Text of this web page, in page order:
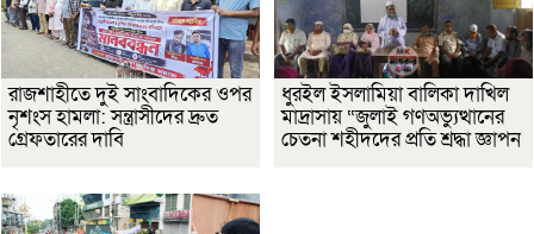
রাজশাহীতে দুই সাংবাদিকের ওপর
নৃশংস হামলা: সন্ত্রাসীদের দ্রুত
গ্রেফতারের দাবি
ধুরইল ইসলামিয়া বালিকা দাখিল
মাদ্রাসায় “জুলাই গণঅভ্যুত্থানের
চেতনা শহীদদের প্রতি শ্রদ্ধা জ্ঞাপন